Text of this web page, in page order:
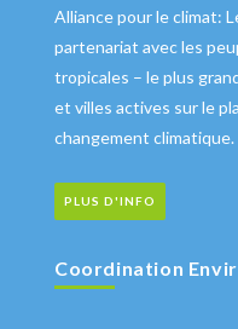
Alliance pour le climat:
partenariat avec les
tropicales – le plus
et villes actives sur le
changement climatique.
PLUS D'INFO
Coordination